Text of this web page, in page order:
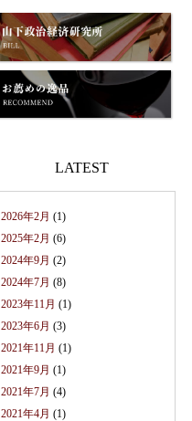
LATEST
2026年2月 (1)
2025年2月 (6)
2024年9月 (2)
2024年7月 (8)
2023年11月 (1)
2023年6月 (3)
2021年11月 (1)
2021年9月 (1)
2021年7月 (4)
2021年4月 (1)